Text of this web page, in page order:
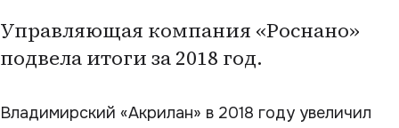
Управляющая компания «Роснано»
подвела итоги за 2018 год.
Владимирский «Акрилан» в 2018 году увеличил